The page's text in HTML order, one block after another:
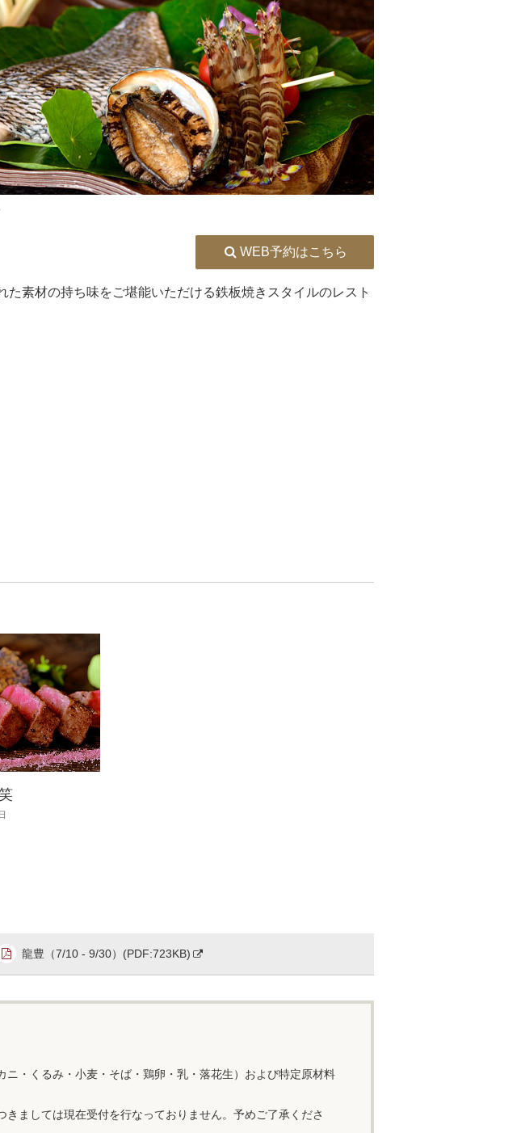
WEB予約はこちら
素材の持ち味をご堪能いただける鉄板焼きスタイルのレスト
龍豊（7/10 - 9/30）(PDF:723KB)
・くるみ・小麦・そば・鶏卵・乳・落花生）および特定原材料
ましては現在受付を行なっておりません。予めご了承くださ